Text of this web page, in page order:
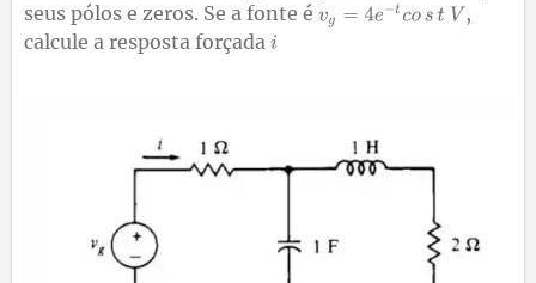
seus pólos e zeros. Se a fonte é
,
calcule a resposta forçada